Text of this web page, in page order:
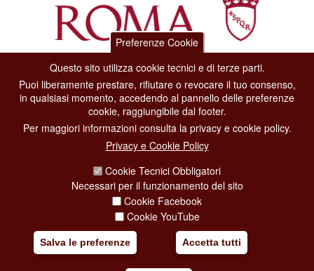
Dipartimento Grandi Eventi, Sport, Turismo e Moda.
Via di San Basilio, 51
00187 Roma
CONTACT CENTER TEL. 06 06 08
CONTATTA LA REDAZIONE
SOCIAL MEDIA POLICY
Preferenze Cookie
Questo sito utilizza cookie tecnici e di terze parti.
Puoi liberamente prestare, rifiutare o revocare il tuo consenso,
in qualsiasi momento, accedendo al pannello delle preferenze
cookie, raggiungibile dal footer.
Per maggiori informazioni consulta la privacy e cookie policy.
Privacy e Cookie Policy
Cookie Tecnici Obbligatori
Necessari per il funzionamento del sito
Cookie Facebook
Cookie YouTube
Salva le preferenze Accetta tutti